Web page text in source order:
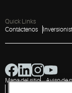
Quick Links
Contáctenos
Mapa del sitio Aviso de